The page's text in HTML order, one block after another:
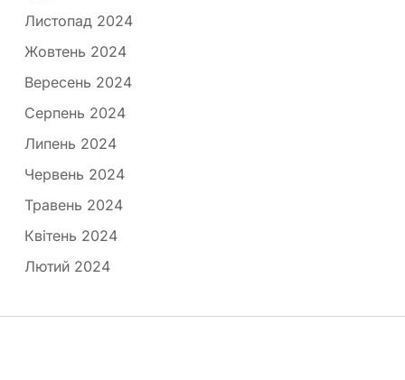
Листопад 2024
Жовтень 2024
Вересень 2024
Серпень 2024
Липень 2024
Червень 2024
Травень 2024
Квітень 2024
Лютий 2024